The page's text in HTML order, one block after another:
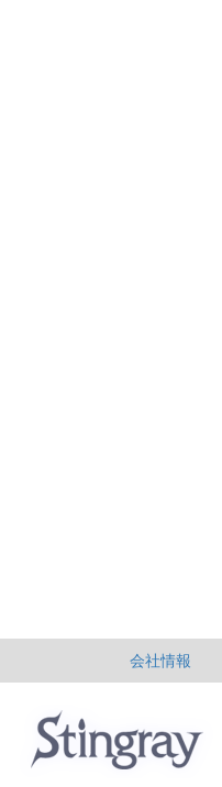
会社情報